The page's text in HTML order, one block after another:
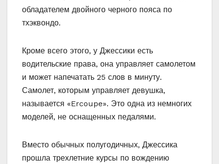
обладателем двойного черного пояса по
тхэквондо.
Кроме всего этого, у Джессики есть
водительские права, она управляет самолетом
и может напечатать 25 слов в минуту.
Самолет, которым управляет девушка,
называется «Ercoupe». Это одна из немногих
моделей, не оснащенных педалями.
Вместо обычных полугодичных, Джессика
прошла трехлетние курсы по вождению